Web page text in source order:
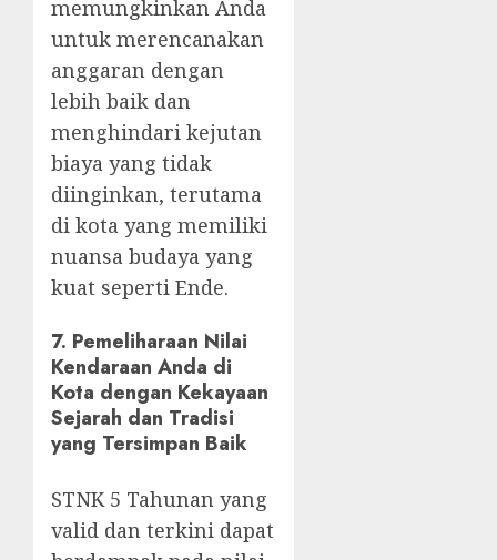
memungkinkan Anda
untuk merencanakan
anggaran dengan
lebih baik dan
menghindari kejutan
biaya yang tidak
diinginkan, terutama
di kota yang memiliki
nuansa budaya yang
kuat seperti Ende.
7. Pemeliharaan Nilai
Kendaraan Anda di
Kota dengan Kekayaan
Sejarah dan Tradisi
yang Tersimpan Baik
STNK 5 Tahunan yang
valid dan terkini dapat